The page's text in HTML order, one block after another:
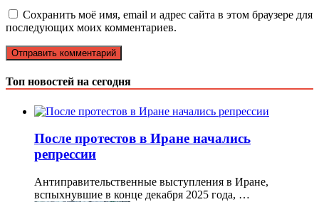
Сохранить моё имя, email и адрес сайта в этом браузере для
последующих моих комментариев.
Топ новостей на сегодня
После протестов в Иране начались
репрессии
Антиправительственные выступления в Иране,
вспыхнувшие в конце декабря 2025 года, …